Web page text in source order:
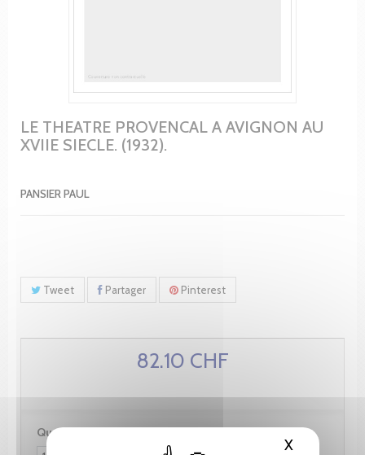
XMasquer
LE THEATRE PROVENCAL A AVIGNON AU
XVIIE SIECLE. (1932).
PANSIER PAUL
Tweet Partager Pinterest
82.10 CHF
Quantité :